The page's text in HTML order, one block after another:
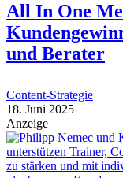
All In One
und Berater
Content-Strategie
18. Juni 2025
Anzeige